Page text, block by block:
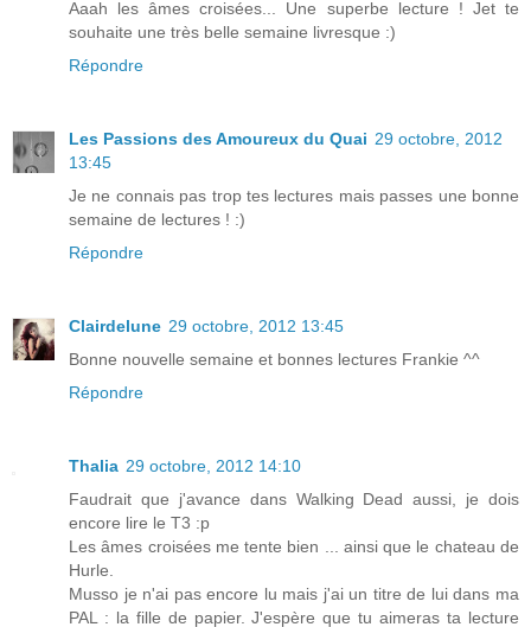
Aaah les âmes croisées... Une superbe lecture ! Jet te
souhaite une très belle semaine livresque :)
Répondre
Les Passions des Amoureux du Quai 29 octobre, 2012
13:45
Je ne connais pas trop tes lectures mais passes une bonne
semaine de lectures ! :)
Répondre
Clairdelune 29 octobre, 2012 13:45
Bonne nouvelle semaine et bonnes lectures Frankie ^^
Répondre
Thalia 29 octobre, 2012 14:10
Faudrait que j'avance dans Walking Dead aussi, je dois
encore lire le T3 :p
Les âmes croisées me tente bien ... ainsi que le chateau de
Hurle.
Musso je n'ai pas encore lu mais j'ai un titre de lui dans ma
PAL : la fille de papier. J'espère que tu aimeras ta lecture